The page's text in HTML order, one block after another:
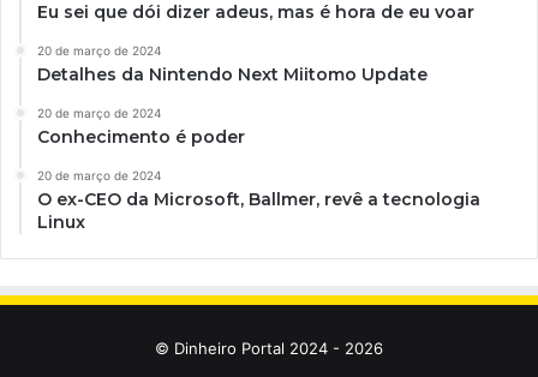
Eu sei que dói dizer adeus, mas é hora de eu voar
20 de março de 2024
Detalhes da Nintendo Next Miitomo Update
20 de março de 2024
Conhecimento é poder
20 de março de 2024
O ex-CEO da Microsoft, Ballmer, revê a tecnologia
Linux
© Dinheiro Portal 2024 - 2026